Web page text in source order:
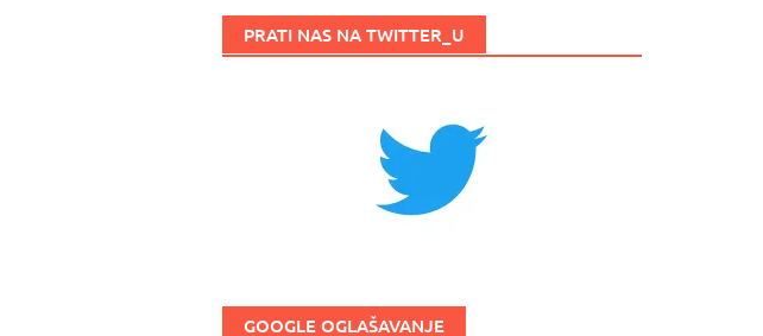
PRATI NAS NA TWITTER_U
GOOGLE OGLAŠAVANJE